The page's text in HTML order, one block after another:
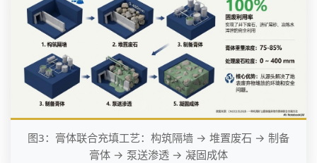
图3：膏体联合充填工艺：构筑隔墙 → 堆置废石 → 制备
膏体 → 泵送渗透 → 凝固成体